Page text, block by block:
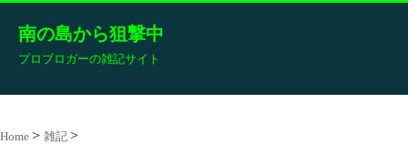
南の島から狙撃中
プロブロガーの雑記サイト
Home 雑記